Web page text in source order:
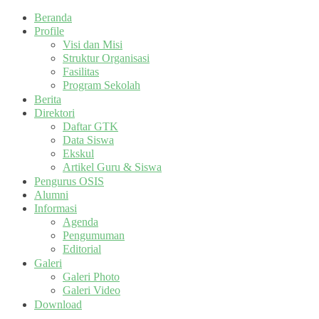
Beranda
Profile
Visi dan Misi
Struktur Organisasi
Fasilitas
Program Sekolah
Berita
Direktori
Daftar GTK
Data Siswa
Ekskul
Artikel Guru & Siswa
Pengurus OSIS
Alumni
Informasi
Agenda
Pengumuman
Editorial
Galeri
Galeri Photo
Galeri Video
Download